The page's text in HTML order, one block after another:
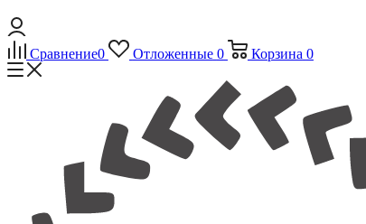
Сравнение0 Отложенные 0 Корзина 0